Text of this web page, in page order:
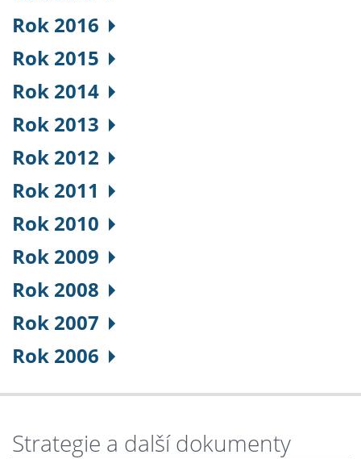
Rok 2016
Rok 2015
Rok 2014
Rok 2013
Rok 2012
Rok 2011
Rok 2010
Rok 2009
Rok 2008
Rok 2007
Rok 2006
Strategie a další dokumenty